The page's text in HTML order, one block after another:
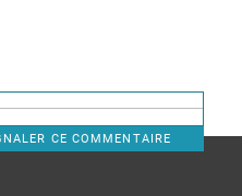
CE COMMENTAIRE